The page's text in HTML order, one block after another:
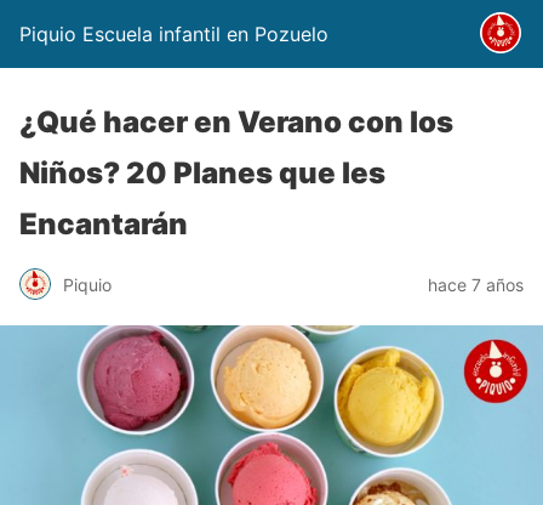
Piquio Escuela infantil en Pozuelo
¿Qué hacer en Verano con los
Niños? 20 Planes que les
Encantarán
Piquio hace 7 años